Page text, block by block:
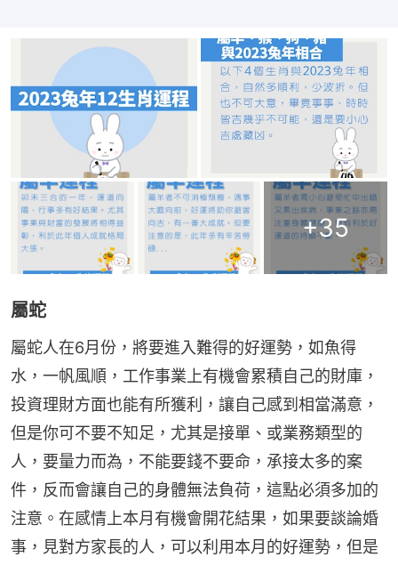
+35
屬蛇
屬蛇人在6月份，將要進入難得的好運勢，如魚得
水，一帆風順，工作事業上有機會累積自己的財庫，
投資理財方面也能有所獲利，讓自己感到相當滿意，
但是你可不要不知足，尤其是接單、或業務類型的
人，要量力而為，不能要錢不要命，承接太多的案
件，反而會讓自己的身體無法負荷，這點必須多加的
注意。在感情上本月有機會開花結果，如果要談論婚
事，見對方家長的人，可以利用本月的好運勢，但是